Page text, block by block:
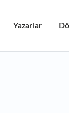
Yazarlar